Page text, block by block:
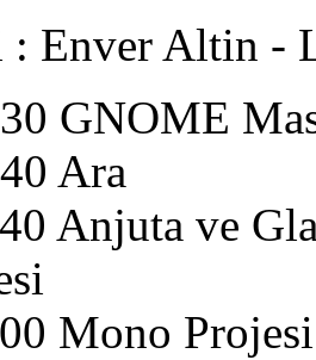
: Enver Altin
GNOME
Ara
Anjuta ve
Mono Projesi